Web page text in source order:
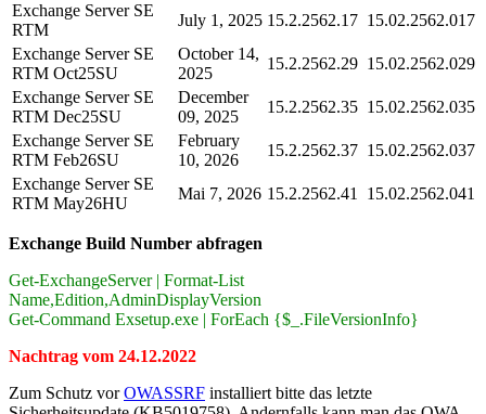
Exchange Server SE
RTM
July 1, 2025 15.2.2562.17 15.02.2562.017
Exchange Server SE
RTM Oct25SU
October 14,
2025
15.2.2562.29 15.02.2562.029
Exchange Server SE
RTM Dec25SU
December
09, 2025
15.2.2562.35 15.02.2562.035
Exchange Server SE
RTM Feb26SU
February
10, 2026
15.2.2562.37 15.02.2562.037
Exchange Server SE
RTM May26HU
Mai 7, 2026 15.2.2562.41 15.02.2562.041
Exchange Build Number abfragen
Get-ExchangeServer | Format-List
Name,Edition,AdminDisplayVersion
Get-Command Exsetup.exe | ForEach {$_.FileVersionInfo}
Nachtrag vom 24.12.2022
Zum Schutz vorOWASSRF installiert bitte das letzte